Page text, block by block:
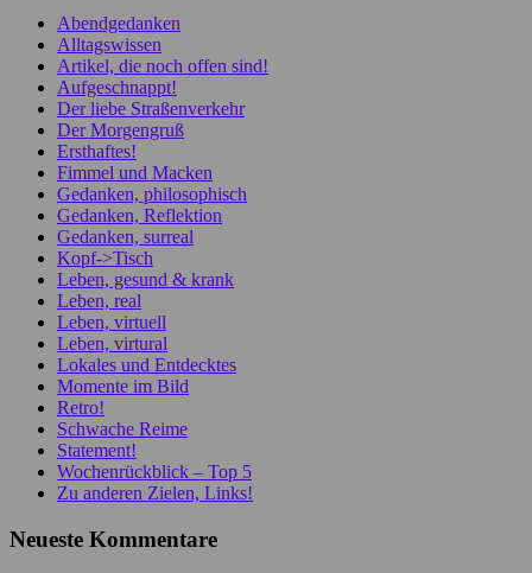
Abendgedanken
Alltagswissen
Artikel, die noch offen sind!
Aufgeschnappt!
Der liebe Straßenverkehr
Der Morgengruß
Ersthaftes!
Fimmel und Macken
Gedanken, philosophisch
Gedanken, Reflektion
Gedanken, surreal
Kopf->Tisch
Leben, gesund & krank
Leben, real
Leben, virtuell
Leben, virtural
Lokales und Entdecktes
Momente im Bild
Retro!
Schwache Reime
Statement!
Wochenrückblick – Top 5
Zu anderen Zielen, Links!
Neueste Kommentare